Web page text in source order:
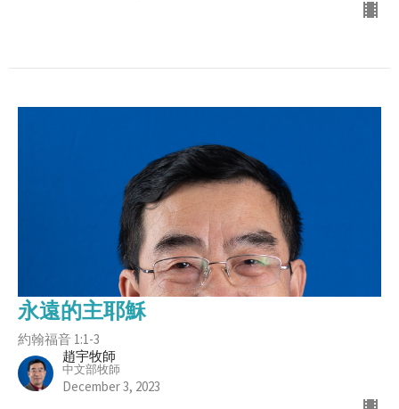
永遠的主耶穌
約翰福音 1:1-3
趙宇牧師
中文部牧師
December 3, 2023